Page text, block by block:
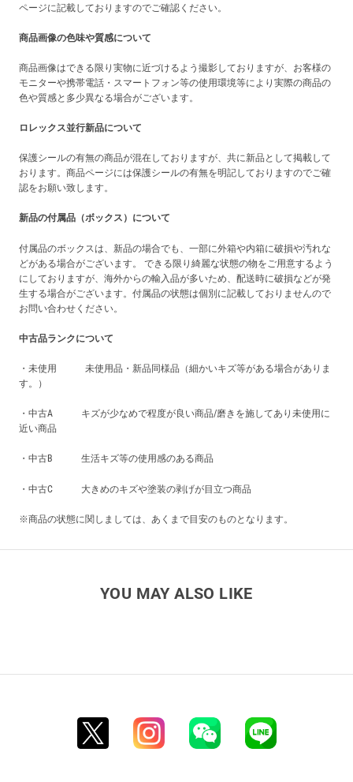
ページに記載しておりますのでご確認ください。
商品画像の色味や質感について
商品画像はできる限り実物に近づけるよう撮影しておりますが、お客様の
モニターや携帯電話・スマートフォン等の使用環境等により実際の商品の
色や質感と多少異なる場合がございます。
ロレックス並行新品について
保護シールの有無の商品が混在しておりますが、共に新品として掲載して
おります。商品ページには保護シールの有無を明記しておりますのでご確
認をお願い致します。
新品の付属品（ボックス）について
付属品のボックスは、新品の場合でも、一部に外箱や内箱に破損や汚れな
どがある場合がございます。 できる限り綺麗な状態の物をご用意するよう
にしておりますが、海外からの輸入品が多いため、配送時に破損などが発
生する場合がございます。付属品の状態は個別に記載しておりませんので
お問い合わせください。
中古品ランクについて
・未使用 未使用品・新品同様品（細かいキズ等がある場合がありま
す。）
・中古A キズが少なめで程度が良い商品/磨きを施してあり未使用に
近い商品
・中古B 生活キズ等の使用感のある商品
・中古C 大きめのキズや塗装の剥げが目立つ商品
※商品の状態に関しましては、あくまで目安のものとなります。
YOU MAY ALSO LIKE